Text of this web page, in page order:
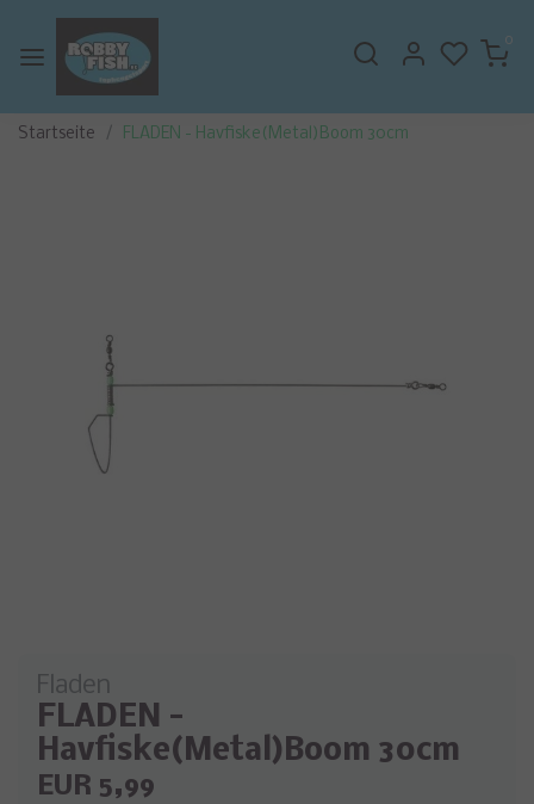
0
Startseite FLADEN - Havfiske(Metal)Boom 30cm
Fladen
FLADEN -
Havfiske(Metal)Boom 30cm
EUR 5,99